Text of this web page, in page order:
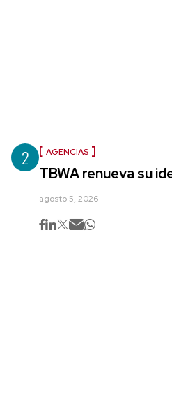
2 AGENCIAS
TBWA renueva su
agosto 5, 2026